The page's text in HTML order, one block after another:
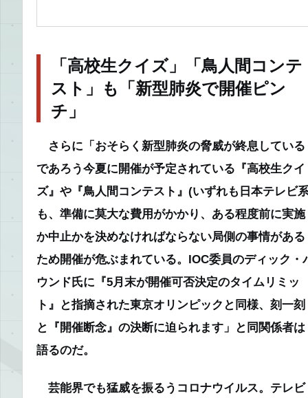
「高校生クイズ」「鳥人間コンテ
スト」も「新型肺炎で開催ピン
チ」
さらに 「おそらく新型肺炎の脅威が終息している
であろう今夏に開催が予定されている『高校生クイ
ズ』や『鳥人間コンテスト』(いずれも日本テレビ
も、準備に莫大な費用がかかり、ある程度前に実施
か中止かを決めなければならない局側の事情がある
ため開催が危ぶまれている。IOC委員のディック・
ウンド氏に『5月末が開催可否決定のタイムリミッ
ト』と指摘された東京オリンピックと同様、刻一刻
と『開催断念』の決断に迫られます」
と同関係者は
語るのだ。
芸能界でも猛威を振るうコロナウイルス。テレビ